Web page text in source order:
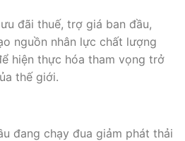
đãi thuế, trợ giá ban đầu,
nguồn nhân lực chất lượng
hiện thực hóa tham vọng trở
thế giới.
đang chạy đua giảm phát thải